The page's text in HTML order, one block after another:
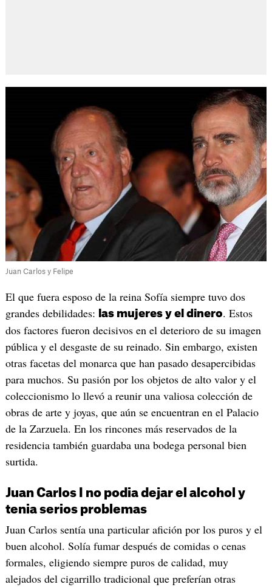
Juan Carlos y Felipe
El que fuera esposo de la reina Sofía siempre tuvo dos
grandes debilidades:
las mujeres y el dinero. Estos
dos factores fueron decisivos en el deterioro de su imagen
pública y el desgaste de su reinado. Sin embargo, existen
otras facetas del monarca que han pasado desapercibidas
para muchos. Su pasión por los objetos de alto valor y el
coleccionismo lo llevó a reunir una valiosa colección de
obras de arte y joyas, que aún se encuentran en el Palacio
de la Zarzuela. En los rincones más reservados de la
residencia también guardaba una bodega personal bien
surtida.
Juan Carlos I no podia dejar el alcohol y
tenia serios problemas
Juan Carlos sentía una particular afición por los puros y el
buen alcohol. Solía fumar después de comidas o cenas
formales, eligiendo siempre puros de calidad, muy
alejados del cigarrillo tradicional que preferían otras